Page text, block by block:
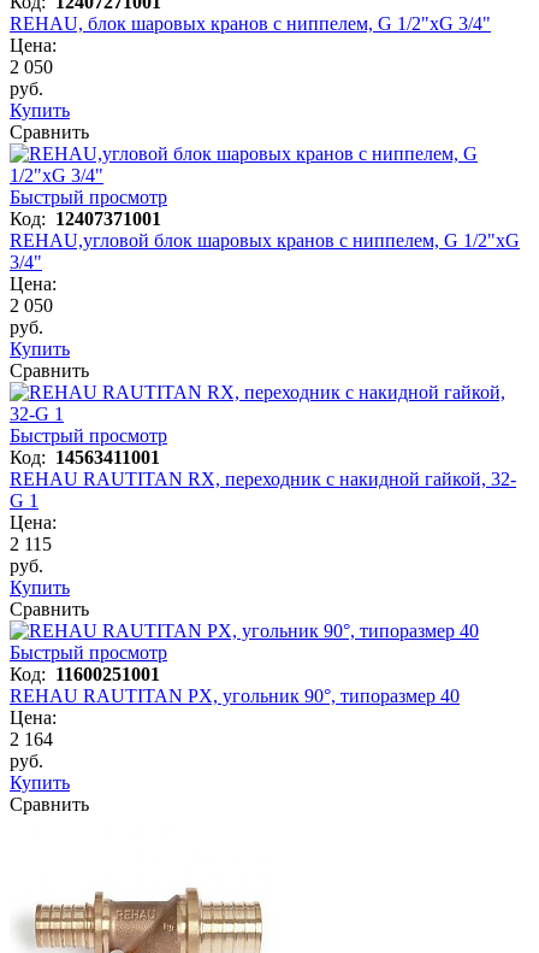
REHAU, блок шаровых кранов с ниппелем, G 1/2"xG 3/4"
Цена:
2 050
руб.
Купить
Сравнить
Быстрый просмотр
Код: 12407371001
REHAU,угловой блок шаровых кранов с ниппелем, G 1/2"xG
3/4"
Цена:
2 050
руб.
Купить
Сравнить
Быстрый просмотр
Код: 14563411001
REHAU RAUTITAN RX, переходник с накидной гайкой, 32-
G 1
Цена:
2 115
руб.
Купить
Сравнить
Быстрый просмотр
Код: 11600251001
REHAU RAUTITAN PX, угольник 90°, типоразмер 40
Цена:
2 164
руб.
Купить
Сравнить